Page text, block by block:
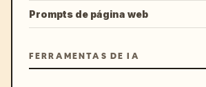
Prompts de página web
FERRAMENTAS DE IA